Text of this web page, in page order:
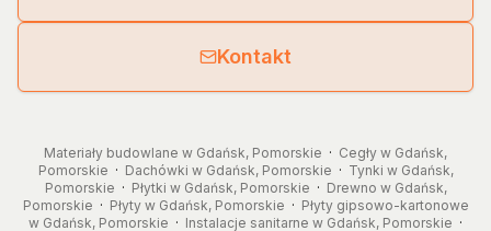
Kontakt
Materiały budowlane w Gdańsk, Pomorskie · Cegły w Gdańsk,
Pomorskie · Dachówki w Gdańsk, Pomorskie · Tynki w Gdańsk,
Pomorskie · Płytki w Gdańsk, Pomorskie · Drewno w Gdańsk,
Pomorskie · Płyty w Gdańsk, Pomorskie · Płyty gipsowo-kartonowe
w Gdańsk, Pomorskie · Instalacje sanitarne w Gdańsk, Pomorskie ·